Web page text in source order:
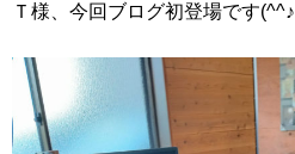
Ｔ様、今回ブログ初登場です(^^♪